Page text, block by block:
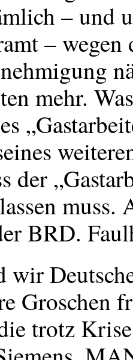
– und
– wegen
mehr.
der
muss.
BRD.
wir
Groschen
trotz